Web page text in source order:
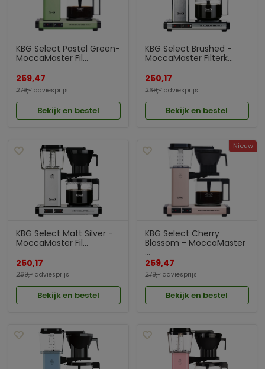
KBG Select Pastel Green-
MoccaMaster Fil...
259,47
279,- adviesprijs
Bekijk en bestel
KBG Select Brushed -
MoccaMaster Filterk...
250,17
269,-adviesprijs
Bekijk en bestel
KBG Select Matt Silver -
MoccaMaster Fil...
250,17
269,- adviesprijs
Bekijk en bestel
Nieuw
KBG Select Cherry
Blossom - MoccaMaster
...
259,47
279,-adviesprijs
Bekijk en bestel